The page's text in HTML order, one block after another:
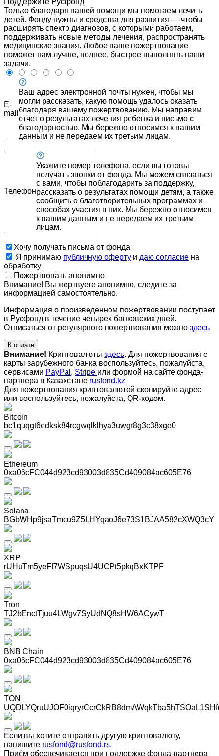
Только благодаря вашей помощи мы помогаем лечить
детей. Фонду нужны и средства для развития — чтобы
расширять спектр диагнозов, с которыми работаем,
поддерживать новые методы лечения, распространять
медицинские знания. Любое ваше пожертвование
поможет нам лучше, полнее, быстрее выполнять наши
задачи.
E-
mail
Ваш адрес электронной почты нужен, чтобы мы
могли рассказать, какую помощь удалось оказать
благодаря вашему пожертвованию. Мы направим
отчет о результатах лечения ребенка и письмо с
благодарностью. Мы бережно относимся к вашим
данным и не передаем их третьим лицам.
Телефон
Укажите номер телефона, если вы готовы
получать звонки от фонда. Мы можем связаться
с вами, чтобы поблагодарить за поддержку,
рассказать о результатах помощи детям, а также
сообщить о благотворительных программах и
способах участия в них. Мы бережно относимся
к вашим данным и не передаем их третьим
лицам.
Хочу получать письма от фонда
Я принимаю публичную оферту и даю согласие на
обработку
Пожертвовать анонимно
Внимание! Вы жертвуете анонимно, следите за
информацией самостоятельно.
Информация о произведенном пожертвовании поступает
в Русфонд в течение четырех банковских дней.
Отписаться от регулярного пожертвования можно здесь
К оплате
Внимание! Криптовалюты здесь. Для пожертвования с
карты зарубежного банка воспользуйтесь, пожалуйста,
сервисами PayPal , Stripe или формой на сайте фонда-
партнера в Казахстане rusfond.kz
Для пожертвования криптовалютой скопируйте адрес
или воспользуйтесь, пожалуйста, QR-кодом.
Bitcoin
bc1quqgt6edksk84rcgwqlklhya3uwgr8g3c38xge0
Ethereum
0xa06cFC044d923cd93003d835Cd409084ac605E76
Solana
BGbWHp9jsaTmcu9Z5LHYqaoJ6e73S1BJAA582cXWQ3cY
XRP
rUHuTm5yeFf7WSpuqsU4UCPt5pkqBxKTPF
Tron
TJ2bEnctTjuu4LWgv7SyUdNQ8sHW6ACywT
BNB Chain
0xa06cFC044d923cd93003d835Cd409084ac605E76
TON
Если вы хотите отправить другую криптовалюту,
напишите rusfond@rusfond.rs.
Приём обеспечивается при поддержке фонда-партнера